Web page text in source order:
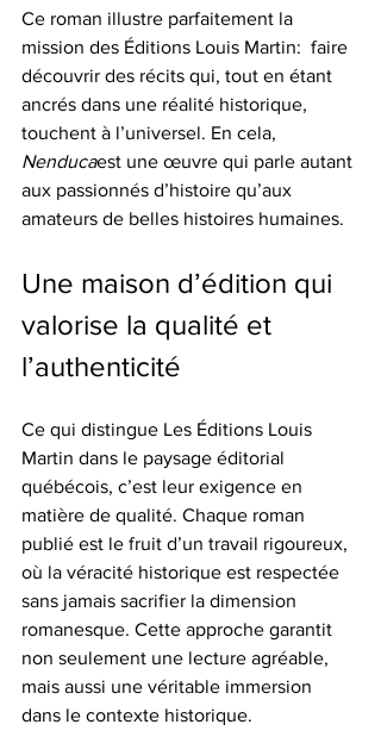
Ce roman illustre parfaitement la
mission des Éditions Louis Martin:  faire
découvrir des récits qui, tout en étant
ancrés dans une réalité historique,
touchent à l’universel. En cela,
Nenducaest une œuvre qui parle autant
aux passionnés d’histoire qu’aux
amateurs de belles histoires humaines.
Une maison d’édition qui
valorise la qualité et
l’authenticité
Ce qui distingue Les Éditions Louis
Martin dans le paysage éditorial
québécois, c’est leur exigence en
matière de qualité. Chaque roman
publié est le fruit d’un travail rigoureux,
où la véracité historique est respectée
sans jamais sacrifier la dimension
romanesque. Cette approche garantit
non seulement une lecture agréable,
mais aussi une véritable immersion
dans le contexte historique.